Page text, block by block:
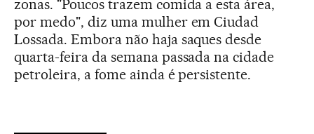
zonas. "Poucos trazem comida a esta área,
por medo", diz uma mulher em Ciudad
Lossada. Embora não haja saques desde
quarta-feira da semana passada na cidade
petroleira, a fome ainda é persistente.